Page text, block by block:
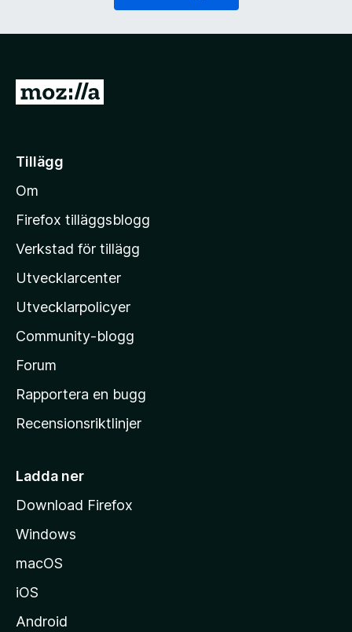
G
i
l
M
z
i
l
a
s
h
m
i
a
Tillägg
Om
Firefox tilläggsblogg
Verkstad för tillägg
Utvecklarcenter
Utvecklarpolicyer
Community-blogg
Forum
Rapportera en bugg
Recensionsriktlinjer
Ladda ner
Download Firefox
Windows
macOS
iOS
Android